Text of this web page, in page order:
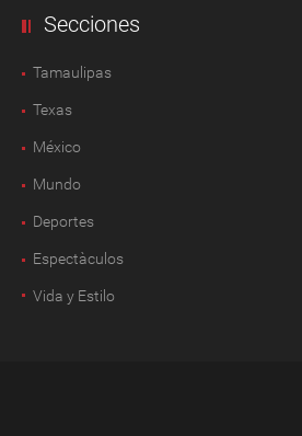
Secciones
Tamaulipas
Texas
México
Mundo
Deportes
Espectàculos
Vida y Estilo